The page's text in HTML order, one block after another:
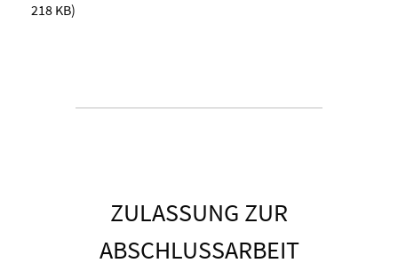
218 KB)
ZULASSUNG ZUR
ABSCHLUSSARBEIT